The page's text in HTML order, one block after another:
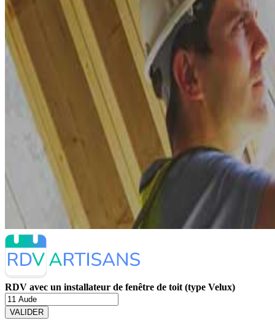
RDV avec un installateur de fenêtre de toit (type Velux)
VALIDER